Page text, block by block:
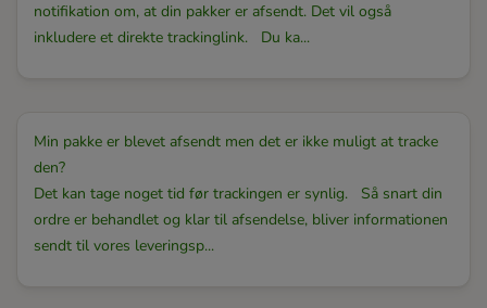
notifikation om, at din pakker er afsendt. Det vil også
inkludere et direkte trackinglink. Du ka...
Min pakke er blevet afsendt men det er ikke muligt at tracke
den?
Det kan tage noget tid før trackingen er synlig. Så snart din
ordre er behandlet og klar til afsendelse, bliver informationen
sendt til vores leveringsp...